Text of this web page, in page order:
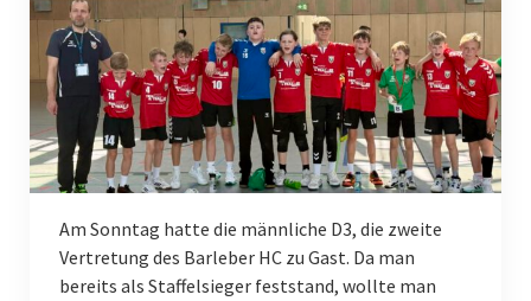
Männliche C-Jugend I
Männliche C-Jugend II
Männliche C-Jugend III
Männliche D-Jugend I
Männliche D-Jugend II
Männliche D-Jugend III
Am Sonntag hatte die männliche D3, die zweite
Vertretung des Barleber HC zu Gast. Da man
bereits als Staffelsieger feststand, wollte man